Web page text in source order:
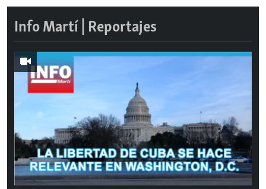
Info Martí | Reportajes